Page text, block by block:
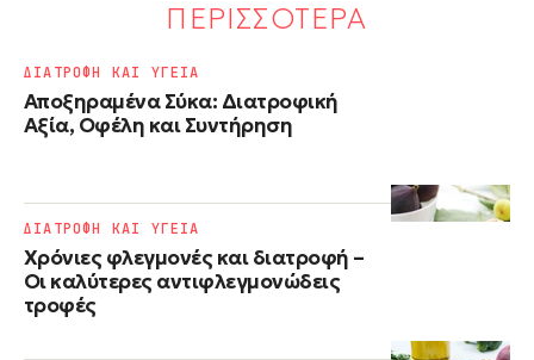
ΠΕΡΙΣΣΟΤΕΡΑ
Αποξηραμένα Σύκα: Διατροφική
Αξία, Οφέλη και Συντήρηση
ΔΙΑΤΡΟΦΗ ΚΑΙ ΥΓΕΙΑ
Χρόνιες φλεγμονές και διατροφή –
Οι καλύτερες αντιφλεγμονώδεις
τροφές
ΔΙΑΤΡΟΦΗ ΚΑΙ ΥΓΕΙΑ